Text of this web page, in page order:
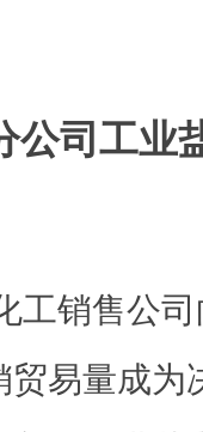
公司工业
销售公司
贸易量成为